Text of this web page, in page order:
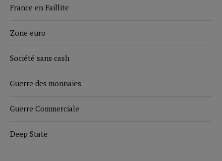
France en Faillite
Zone euro
Société sans cash
Guerre des monnaies
Guerre Commerciale
Deep State